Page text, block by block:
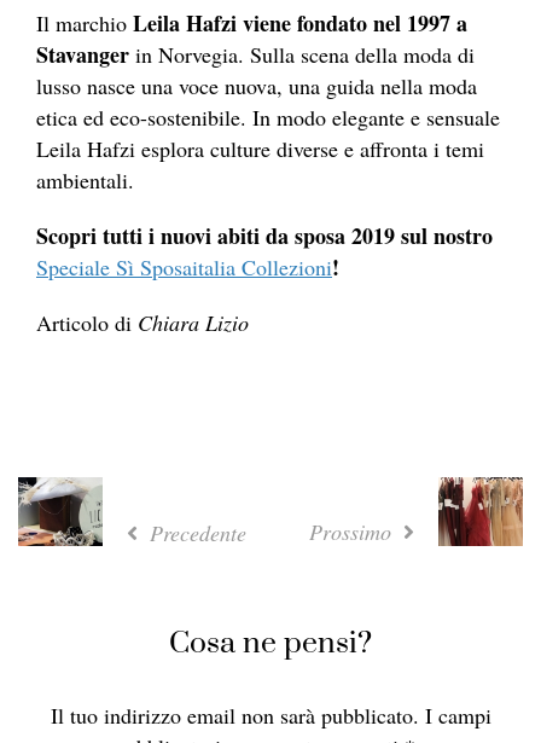
Il marchio Leila Hafzi viene fondato nel 1997 a
Stavanger in Norvegia. Sulla scena della moda di
lusso nasce una voce nuova, una guida nella moda
etica ed eco-sostenibile. In modo elegante e sensuale
Leila Hafzi esplora culture diverse e affronta i temi
ambientali.
Scopri tutti i nuovi abiti da sposa 2019 sul nostro
Speciale Sì Sposaitalia Collezioni!
Articolo di Chiara Lizio
Precedente Prossimo
Cosa ne pensi?
Il tuo indirizzo email non sarà pubblicato. I campi